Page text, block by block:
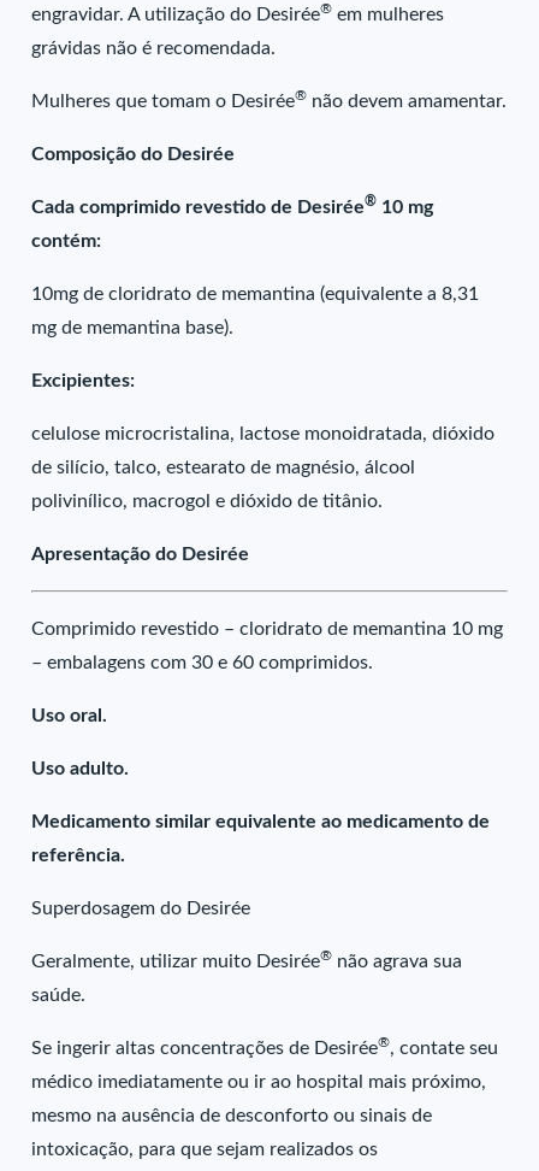
engravidar. A utilização do Desirée® em mulheres
grávidas não é recomendada.
Mulheres que tomam o Desirée® não devem amamentar.
Composição do Desirée
Cada comprimido revestido de Desirée® 10 mg
contém:
10mg de cloridrato de memantina (equivalente a 8,31
mg de memantina base).
Excipientes:
celulose microcristalina, lactose monoidratada, dióxido
de silício, talco, estearato de magnésio, álcool
polivinílico, macrogol e dióxido de titânio.
Apresentação do Desirée
Comprimido revestido – cloridrato de memantina 10 mg
– embalagens com 30 e 60 comprimidos.
Uso oral.
Uso adulto.
Medicamento similar equivalente ao medicamento de
referência.
Superdosagem do Desirée
Geralmente, utilizar muito Desirée® não agrava sua
saúde.
Se ingerir altas concentrações de Desirée®, contate seu
médico imediatamente ou ir ao hospital mais próximo,
mesmo na ausência de desconforto ou sinais de
intoxicação, para que sejam realizados os